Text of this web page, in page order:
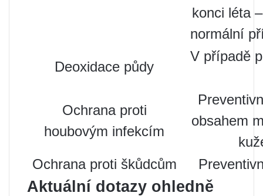
konci léta
normální
Deoxidace půdy
V případě
Ochrana proti
houbovým infekcím
obsahem
Ochrana proti škůdcům
Aktuální dotazy ohledně